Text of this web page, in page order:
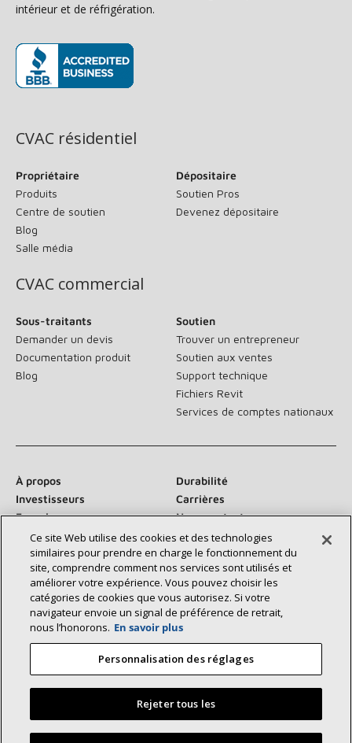
intérieur et de réfrigération.
CVAC résidentiel
Propriétaire
Produits
Centre de soutien
Blog
Salle média
Dépositaire
Soutien Pros
Devenez dépositaire
CVAC commercial
Sous-traitants
Demander un devis
Documentation produit
Blog
Soutien
Trouver un entrepreneur
Soutien aux ventes
Support technique
Fichiers Revit
Services de comptes nationaux
À propos
Durabilité
Investisseurs
Carrières
Fournisseurs
Nous contacter
Salle de presse
Communiquez avec nous :
©2026 Lennox International Inc.
Déclaration d’accessibilité
Confidentialité
Ce site Web utilise des cookies et des technologies
similaires pour prendre en charge le fonctionnement du
site, comprendre comment nos services sont utilisés et
améliorer votre expérience. Vous pouvez choisir les
catégories de cookies que vous autorisez. Si votre
navigateur envoie un signal de préférence de retrait,
nous l’honorons. En savoir plus
Personnalisation des réglages
Rejeter tous les